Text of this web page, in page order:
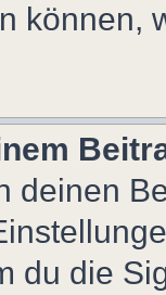
können,
deinen
du die